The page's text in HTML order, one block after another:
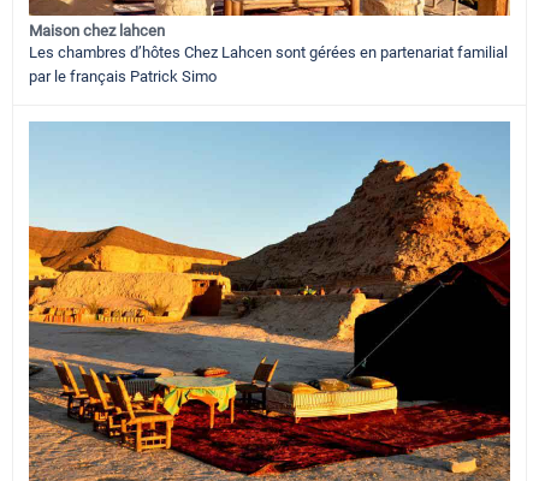
Maison chez lahcen
Les chambres d’hôtes Chez Lahcen sont gérées en partenariat familial
par le français Patrick Simo